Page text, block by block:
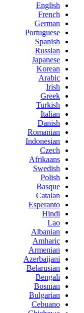
English
French
German
Portuguese
Spanish
Russian
Japanese
Korean
Arabic
Irish
Greek
Turkish
Italian
Danish
Romanian
Indonesian
Czech
Afrikaans
Swedish
Polish
Basque
Catalan
Esperanto
Hindi
Lao
Albanian
Amharic
Armenian
Azerbaijani
Belarusian
Bengali
Bosnian
Bulgarian
Cebuano